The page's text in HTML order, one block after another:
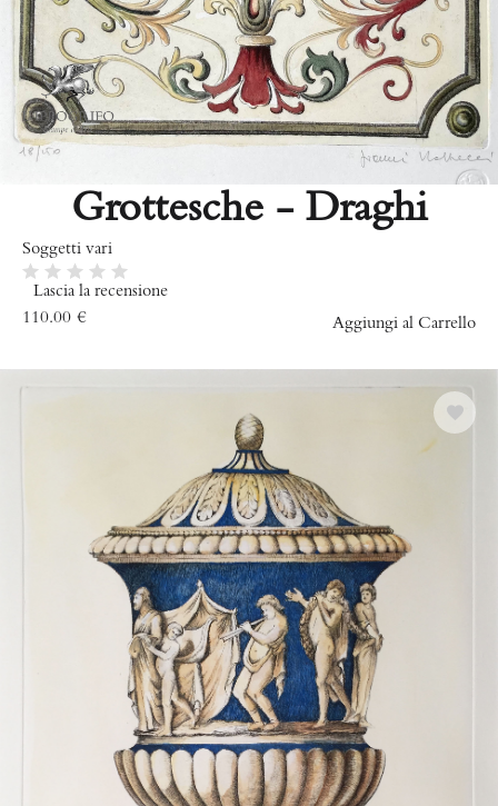
Grottesche - Draghi
Soggetti vari
Lascia la recensione
€
110.00 Aggiungi al Carrello